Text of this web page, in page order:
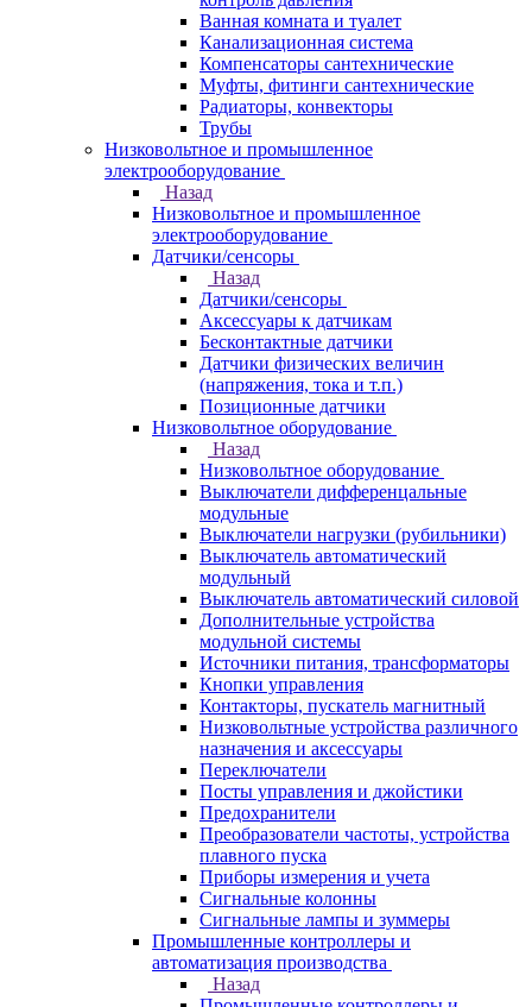
Ванная комната и туалет
Канализационная система
Компенсаторы сантехнические
Муфты, фитинги сантехнические
Радиаторы, конвекторы
Трубы
Низковольтное и промышленное
электрооборудование
Назад
Низковольтное и промышленное
электрооборудование
Датчики/сенсоры
Назад
Датчики/сенсоры
Аксессуары к датчикам
Бесконтактные датчики
Датчики физических величин
(напряжения, тока и т.п.)
Позиционные датчики
Низковольтное оборудование
Назад
Низковольтное оборудование
Выключатели дифференцальные
модульные
Выключатели нагрузки (рубильники)
Выключатель автоматический
модульный
Выключатель автоматический силовой
Дополнительные устройства
модульной системы
Источники питания, трансформаторы
Кнопки управления
Контакторы, пускатель магнитный
Низковольтные устройства различного
назначения и аксессуары
Переключатели
Посты управления и джойстики
Предохранители
Преобразователи частоты, устройства
плавного пуска
Приборы измерения и учета
Сигнальные колонны
Сигнальные лампы и зуммеры
Промышленные контроллеры и
автоматизация производства
Назад